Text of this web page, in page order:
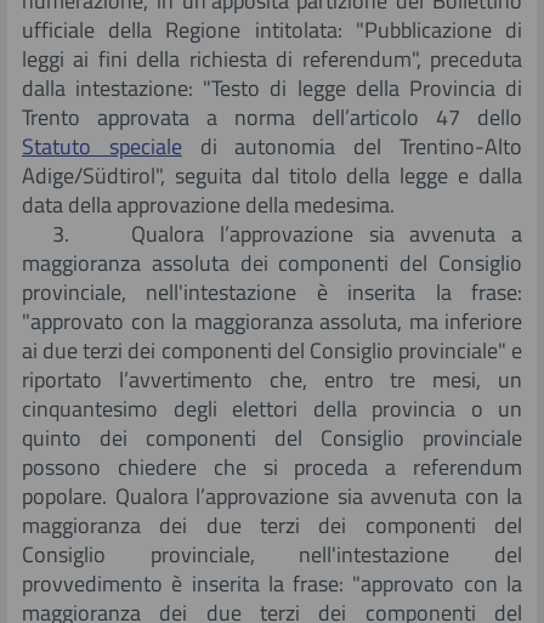
ufficiale della Regione intitolata: "Pubblicazione di
leggi ai fini della richiesta di referendum", preceduta
dalla intestazione: "Testo di legge della Provincia di
Trento approvata a norma dell’articolo 47 dello
Statuto specialedi autonomia del Trentino-Alto
Adige/Südtirol", seguita dal titolo della legge e dalla
data della approvazione della medesima.
3. Qualora l’approvazione sia avvenuta a
maggioranza assoluta dei componenti del Consiglio
provinciale, nell'intestazione è inserita la frase:
"approvato con la maggioranza assoluta, ma inferiore
ai due terzi dei componenti del Consiglio provinciale" e
riportato l’avvertimento che, entro tre mesi, un
cinquantesimo degli elettori della provincia o un
quinto dei componenti del Consiglio provinciale
possono chiedere che si proceda a referendum
popolare. Qualora l’approvazione sia avvenuta con la
maggioranza dei due terzi dei componenti del
Consiglio provinciale, nell'intestazione del
provvedimento è inserita la frase: "approvato con la
maggioranza dei due terzi dei componenti del